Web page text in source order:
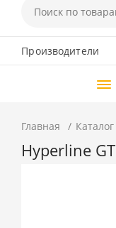
Производители
Главная
Hyperline